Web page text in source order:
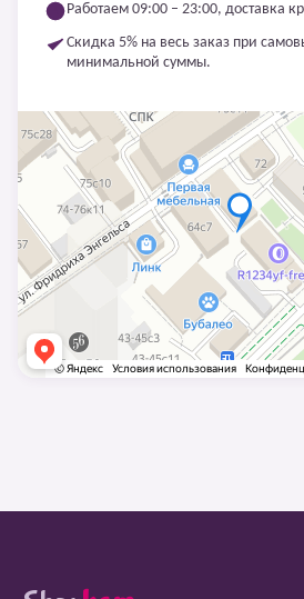
Работаем 09:00 – 23:00, доставка
Скидка 5% на весь заказ при
минимальной суммы.